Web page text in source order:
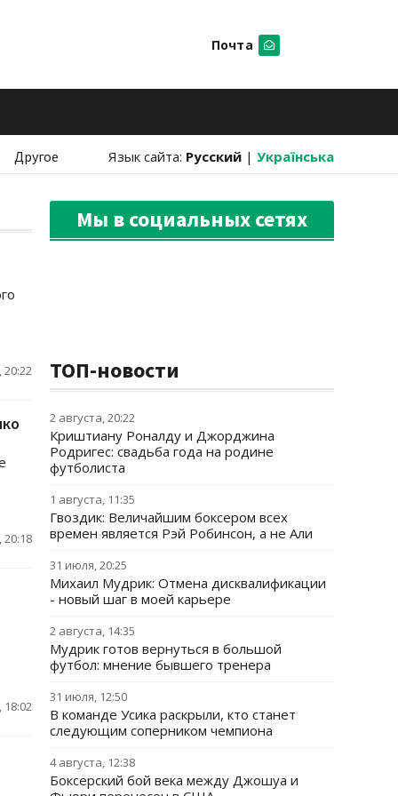
Почта
Другое Язык сайта: Русский | Українська
20:22
20:18
18:02
Мы в социальных сетях
ТОП-новости
2 августа, 20:22
Криштиану Роналду и Джорджина
Родригес: свадьба года на родине
футболиста
1 августа, 11:35
Гвоздик: Величайшим боксером всех
времен является Рэй Робинсон, а не Али
31 июля, 20:25
Михаил Мудрик: Отмена дисквалификации
- новый шаг в моей карьере
2 августа, 14:35
Мудрик готов вернуться в большой
футбол: мнение бывшего тренера
31 июля, 12:50
В команде Усика раскрыли, кто станет
следующим соперником чемпиона
4 августа, 12:38
Боксерский бой века между Джошуа и